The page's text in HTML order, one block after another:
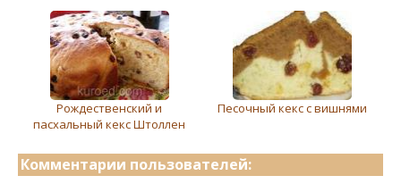
Рождественский и
пасхальный кекс Штоллен
Песочный кекс с вишнями
Комментарии пользователей: